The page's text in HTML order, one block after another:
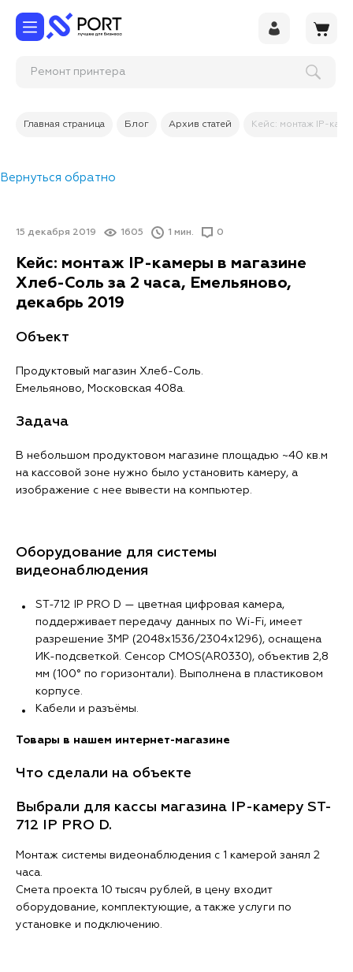
Ремонт пр
Главная страница Блог Архив статей Кейс: монтаж IP-
Вернуться обратно
15 декабря 2019 1605 1 мин. 0
Кейс: монтаж IP-камеры в магазине
Хлеб-Соль за 2 часа, Емельяново,
декабрь 2019
Объект
Продуктовый магазин Хлеб-Соль.
Емельяново, Московская 408а.
Задача
В небольшом продуктовом магазине площадью ~40 кв.м
на кассовой зоне нужно было установить камеру, а
изображение с нее вывести на компьютер.
Оборудование для системы
видеонаблюдения
ST-712 IP PRO D — цветная цифровая камера,
поддерживает передачу данных по Wi-Fi, имеет
разрешение 3MP (2048х1536/2304х1296), оснащена
ИК-подсветкой. Сенсор CMOS(AR0330), объектив 2,8
мм (100° по горизонтали). Выполнена в пластиковом
корпусе.
Кабели и разъёмы.
Товары в нашем интернет-магазине
Что сделали на объекте
Выбрали для кассы магазина IP-камеру ST-
712 IP PRO D.
Монтаж системы видеонаблюдения с 1 камерой занял 2
часа.
Смета проекта 10 тысяч рублей, в цену входит
оборудование, комплектующие, а также услуги по
установке и подключению.